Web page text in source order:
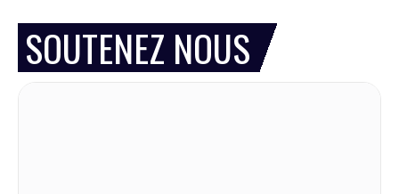
SOUTENEZ NOUS